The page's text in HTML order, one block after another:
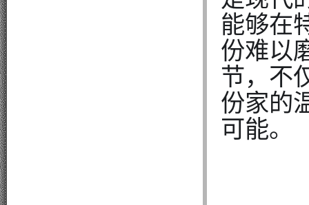
能够在
份难以
节，不
份家的
可能。